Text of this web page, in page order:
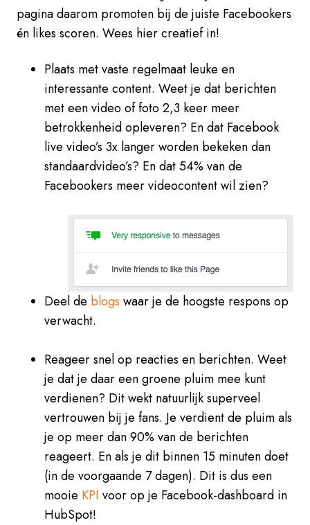
pagina daarom promoten bij de juiste Facebookers
én likes scoren. Wees hier creatief in!
Plaats met vaste regelmaat leuke en
interessante content. Weet je dat berichten
met een video of foto 2,3 keer meer
betrokkenheid opleveren? En dat Facebook
live video’s 3x langer worden bekeken dan
standaardvideo’s? En dat 54% van de
Facebookers meer videocontent wil zien?
Deel de blogs waar je de hoogste respons op
verwacht.
Reageer snel op reacties en berichten. Weet
je dat je daar een groene pluim mee kunt
verdienen? Dit wekt natuurlijk superveel
vertrouwen bij je fans. Je verdient de pluim als
je op meer dan 90% van de berichten
reageert. En als je dit binnen 15 minuten doet
(in de voorgaande 7 dagen). Dit is dus een
mooie KPI voor op je Facebook-dashboard in
HubSpot!